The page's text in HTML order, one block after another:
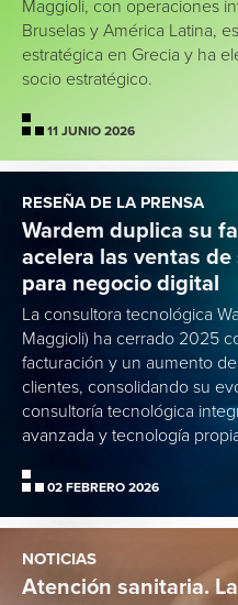
Maggioli, con operaciones
Bruselas y América Latina,
estratégica en Grecia y ha
socio estratégico.
11 JUNIO 2026
RESEÑA DE LA PRENSA
Wardem duplica su
acelera las ventas
para negocio digital
La consultora tecnológica
Maggioli) ha cerrado 2025
facturación y un aumento
clientes, consolidando su
consultoría tecnológica
avanzada y tecnología
02 FEBRERO 2026
NOTICIAS
Atención sanitaria.